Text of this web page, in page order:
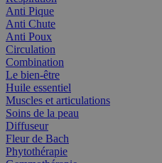
Anti Pique
Anti Chute
Anti Poux
Circulation
Combination
Le bien-être
Huile essentiel
Muscles et articulations
Soins de la peau
Diffuseur
Fleur de Bach
Phytothérapie